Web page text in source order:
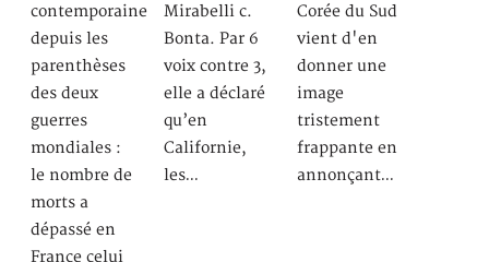
contemporaine
depuis les
parenthèses
des deux
guerres
mondiales :
le nombre de
morts a
dépassé en
France celui
Mirabelli c.
Bonta. Par 6
voix contre 3,
elle a déclaré
qu’en
Californie,
les…
Corée du Sud
vient d'en
donner une
image
tristement
frappante en
annonçant…